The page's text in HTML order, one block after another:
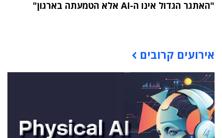
"האתגר הגדול אינו ה-AI אלא הטמעתה בארגון"
אירועים קרובים